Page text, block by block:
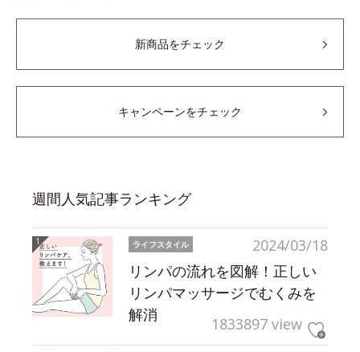
新商品をチェック
キャンペーンをチェック
週間人気記事ランキング
2024/03/18
ライフスタイル
リンパの流れを図解！正しい
リンパマッサージでむくみを
解消
1833897 view